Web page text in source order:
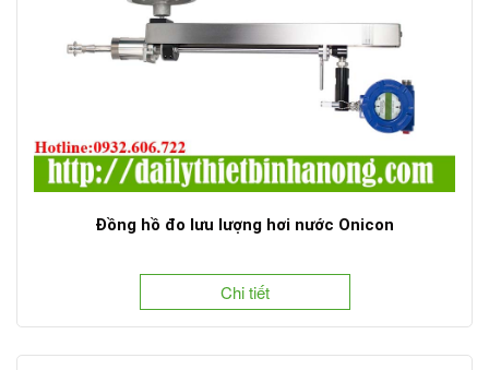
Đồng hồ đo lưu lượng hơi nước Onicon
Chi tiết